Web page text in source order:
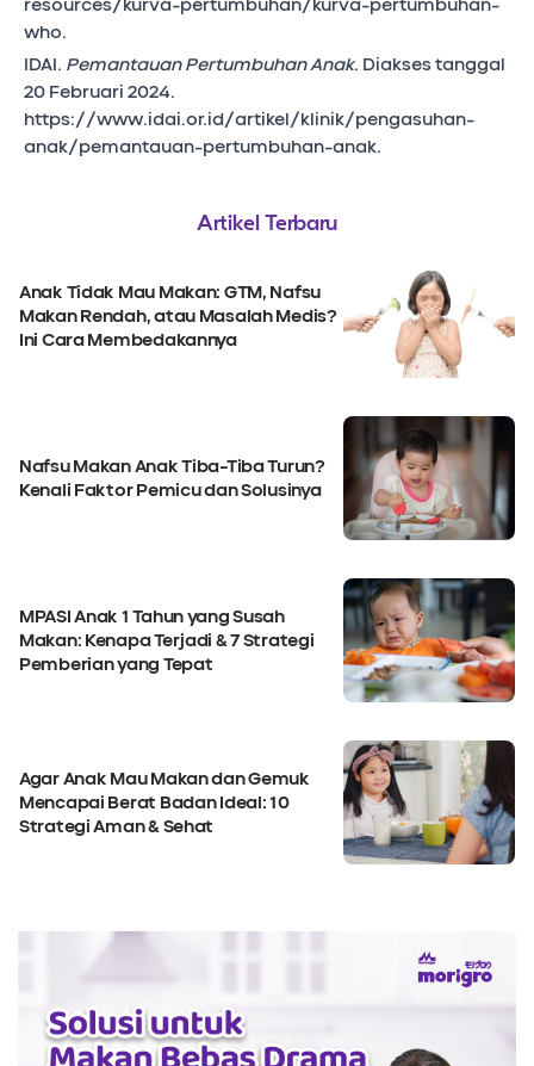
resources/kurva-pertumbuhan/kurva-pertumbuhan-
who.
IDAI. Pemantauan Pertumbuhan Anak. Diakses tanggal
20 Februari 2024.
https://www.idai.or.id/artikel/klinik/pengasuhan-
anak/pemantauan-pertumbuhan-anak.
Artikel Terbaru
Anak Tidak Mau Makan: GTM, Nafsu
Makan Rendah, atau Masalah Medis?
Ini Cara Membedakannya
Nafsu Makan Anak Tiba-Tiba Turun?
Kenali Faktor Pemicu dan Solusinya
MPASI Anak 1 Tahun yang Susah
Makan: Kenapa Terjadi & 7 Strategi
Pemberian yang Tepat
Agar Anak Mau Makan dan Gemuk
Mencapai Berat Badan Ideal: 10
Strategi Aman & Sehat